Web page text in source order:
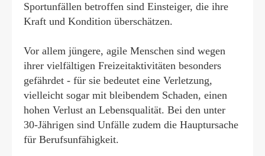
Sportunfällen betroffen sind Einsteiger, die ihre
Kraft und Kondition überschätzen.
Vor allem jüngere, agile Menschen sind wegen
ihrer vielfältigen Freizeitaktivitäten besonders
gefährdet - für sie bedeutet eine Verletzung,
vielleicht sogar mit bleibendem Schaden, einen
hohen Verlust an Lebensqualität. Bei den unter
30-Jährigen sind Unfälle zudem die Hauptursache
für Berufs­unfähig­keit.